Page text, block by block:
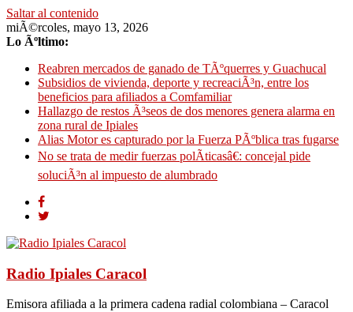
Saltar al contenido
miÃ©rcoles, mayo 13, 2026
Lo Ãºltimo:
Reabren mercados de ganado de TÃºquerres y Guachucal
Subsidios de vivienda, deporte y recreaciÃ³n, entre los
beneficios para afiliados a Comfamiliar
Hallazgo de restos Ã³seos de dos menores genera alarma en
zona rural de Ipiales
Alias Motor es capturado por la Fuerza PÃºblica tras fugarse
No se trata de medir fuerzas polÃ­ticasâ€: concejal pide
soluciÃ³n al impuesto de alumbrado
Radio Ipiales Caracol
Emisora afiliada a la primera cadena radial colombiana – Caracol